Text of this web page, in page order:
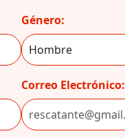
Género:
Correo Electrónico: